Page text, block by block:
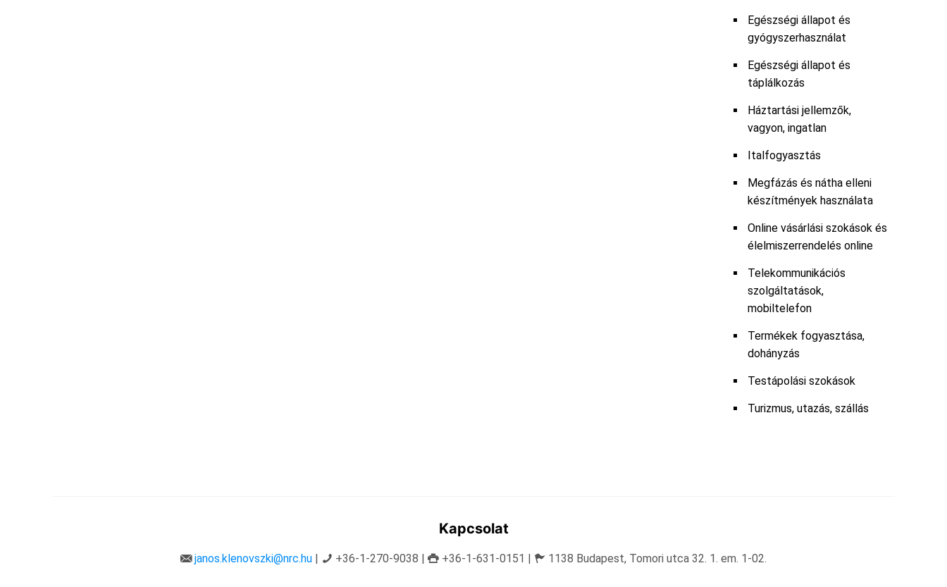
Egészségi állapot és
gyógyszerhasználat
Egészségi állapot és
táplálkozás
Háztartási jellemzők,
vagyon, ingatlan
Italfogyasztás
Megfázás és nátha elleni
készítmények használata
Online vásárlási szokások és
élelmiszerrendelés online
Telekommunikációs
szolgáltatások,
mobiltelefon
Termékek fogyasztása,
dohányzás
Testápolási szokások
Turizmus, utazás, szállás
Kapcsolat
janos.klenovszki@nrc.hu | +36-1-270-9038 | +36-1-631-0151 | 1138 Budapest, Tomori utca 32. 1. em. 1-02.